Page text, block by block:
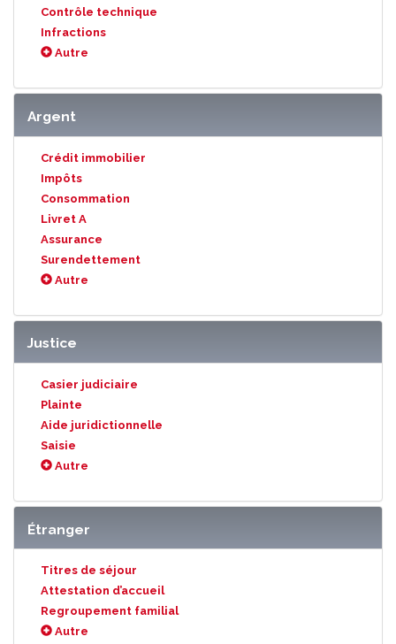
Contrôle technique
Infractions
Autre
Argent
Crédit immobilier
Impôts
Consommation
Livret A
Assurance
Surendettement
Autre
Justice
Casier judiciaire
Plainte
Aide juridictionnelle
Saisie
Autre
Étranger
Titres de séjour
Attestation d’accueil
Regroupement familial
Autre